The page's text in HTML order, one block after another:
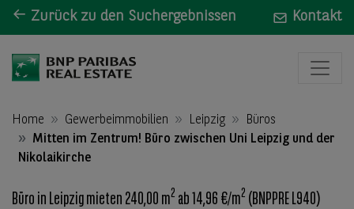
Zurück zu den Suchergebnissen Kontakt
Home Gewerbeimmobilien Leipzig
Büros
Mitten im Zentrum! Büro zwischen Uni Leipzig und der
Nikolaikirche
Büro in Leipzig mieten 240,00 m2 ab 14,96 €/m2 (BNPPRE L940)